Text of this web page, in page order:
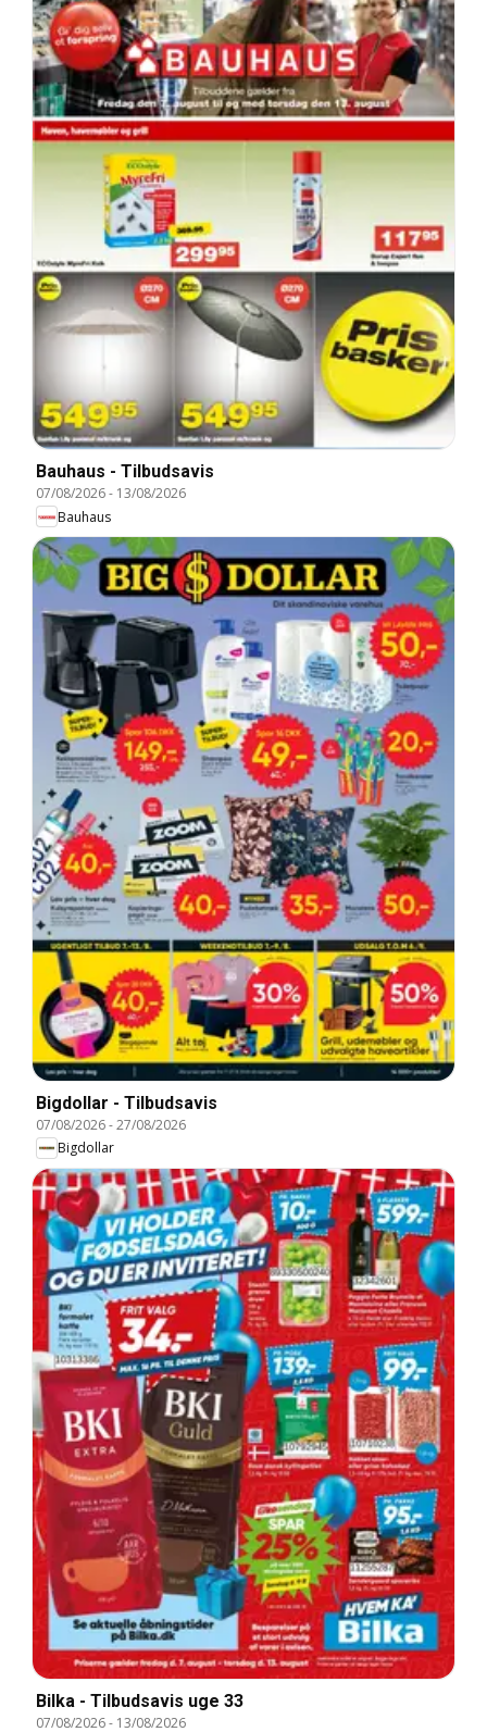
Bauhaus - Tilbudsavis
07/08/2026- 13/08/2026
Bauhaus
Bigdollar - Tilbudsavis
07/08/2026-27/08/2026
Bigdollar
Bilka - Tilbudsavis uge 33
07/08/2026- 13/08/2026